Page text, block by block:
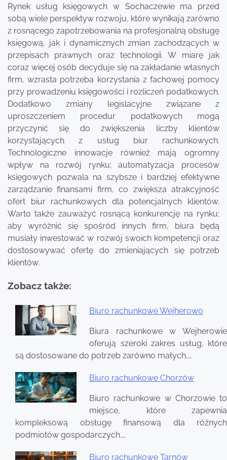
Rynek usług księgowych w Sochaczewie ma przed
sobą wiele perspektyw rozwoju, które wynikają zarówno
z rosnącego zapotrzebowania na profesjonalną obsługę
księgową, jak i dynamicznych zmian zachodzących w
przepisach prawnych oraz technologii. W miarę jak
coraz więcej osób decyduje się na zakładanie własnych
firm, wzrasta potrzeba korzystania z fachowej pomocy
przy prowadzeniu księgowości i rozliczeń podatkowych.
Dodatkowo zmiany legislacyjne związane z
uproszczeniem procedur podatkowych mogą
przyczynić się do zwiększenia liczby klientów
korzystających z usług biur rachunkowych.
Technologiczne innowacje również mają ogromny
wpływ na rozwój rynku; automatyzacja procesów
księgowych pozwala na szybsze i bardziej efektywne
zarządzanie finansami firm, co zwiększa atrakcyjność
ofert biur rachunkowych dla potencjalnych klientów.
Warto także zauważyć rosnącą konkurencję na rynku;
aby wyróżnić się spośród innych firm, biura będą
musiały inwestować w rozwój swoich kompetencji oraz
dostosowywać ofertę do zmieniających się potrzeb
klientów.
Zobacz także:
Biuro rachunkowe Wejherowo
Biura rachunkowe w Wejherowie
oferują szeroki zakres usług, które
są dostosowane do potrzeb zarówno małych,…
Biuro rachunkowe Chorzów
Biuro rachunkowe w Chorzowie to
miejsce, które zapewnia
kompleksową obsługę finansową dla różnych
podmiotów gospodarczych.…
Biuro rachunkowe Tarnów
Nawigacja